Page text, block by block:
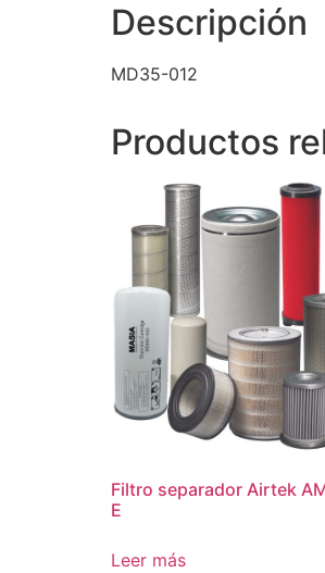
Descripción
MD35-012
Productos
Filtro separador Airtek
E
Leer más